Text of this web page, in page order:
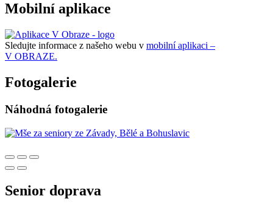
Mobilní aplikace
Sledujte informace z našeho webu v mobilní aplikaci –
V OBRAZE.
Fotogalerie
Náhodná fotogalerie
Senior doprava